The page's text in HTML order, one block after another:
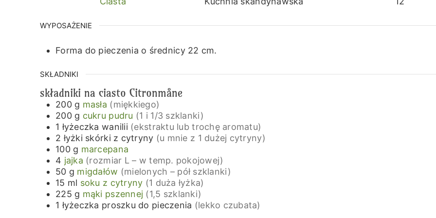
WYPOSAŻENIE
Forma do pieczenia o średnicy 22 cm.
SKŁADNIKI
składniki na ciasto Citronmåne
200 g masła (miękkiego)
200 g cukru pudru (1 i 1/3 szklanki)
1 łyżeczka wanilii (ekstraktu lub trochę aromatu)
2 łyżki skórki z cytryny (u mnie z 1 dużej cytryny)
100 g marcepana
4 jajka (rozmiar L – w temp. pokojowej)
50 g migdałów (mielonych – pół szklanki)
15 ml soku z cytryny (1 duża łyżka)
225 g mąki pszennej (1,5 szklanki)
1 łyżeczka proszku do pieczenia (lekko czubata)